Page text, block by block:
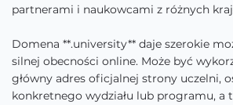
partnerami i naukowcami z różnych
Domena **.university** daje szerokie
silnej obecności online. Może być
główny adres oficjalnej strony uczelni,
konkretnego wydziału lub programu, a